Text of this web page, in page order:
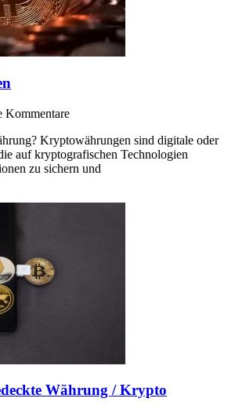
Kommentare
Kryptowährungen sind digitale oder
auf kryptografischen Technologien
zu sichern und
Währung / Krypto